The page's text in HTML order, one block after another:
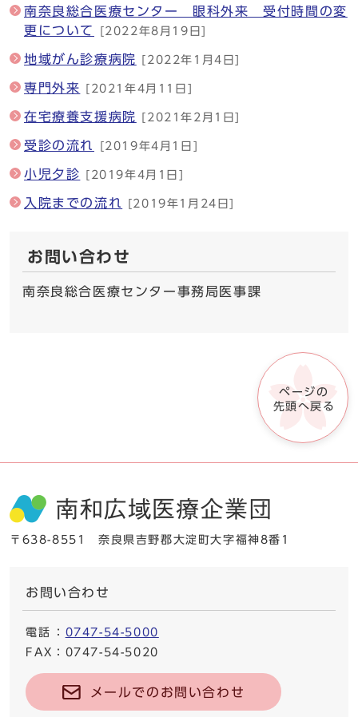
南奈良総合医療センター 眼科外来 受付時間の変
更について
[2022年8月19日]
地域がん診療病院 [2022年1月4日]
専門外来 [2021年4月11日]
在宅療養支援病院 [2021年2月1日]
受診の流れ [2019年4月1日]
小児夕診 [2019年4月1日]
入院までの流れ [2019年1月24日]
お問い合わせ
南奈良総合医療センター事務局医事課
ページの
先頭へ戻る
〒638-8551 奈良県吉野郡大淀町大字福神8番1
お問い合わせ
電話 ： 0747-54-5000
FAX ：0747-54-5020
メールでのお問い合わせ